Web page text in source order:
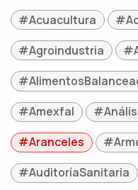
#Acuacultura
#Agroindustria
#Amexfal
#Aranceles
#AuditoríaSanitaria